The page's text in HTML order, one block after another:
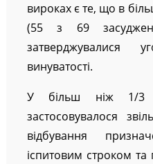
вироках є те, що в
(55 з 69
затверджувалися
винуватості.
У більш ніж 1/3
застосовувалося
відбування
іспитовим строком та